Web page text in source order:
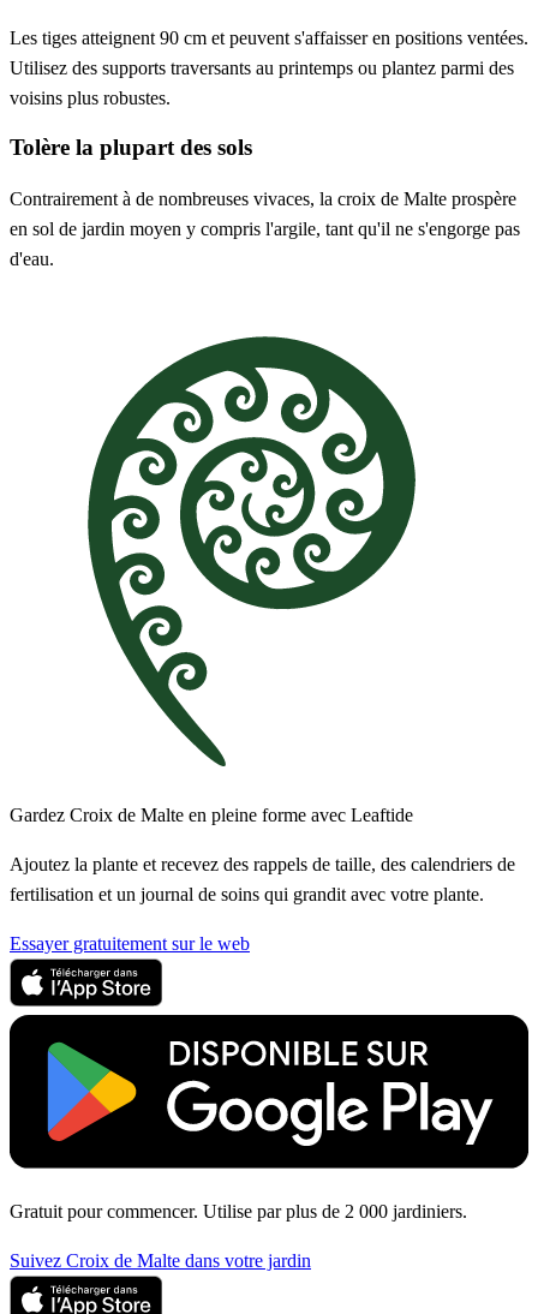
Les tiges atteignent 90 cm et peuvent s'affaisser en positions ventées.
Utilisez des supports traversants au printemps ou plantez parmi des
voisins plus robustes.
Tolère la plupart des sols
Contrairement à de nombreuses vivaces, la croix de Malte prospère
en sol de jardin moyen y compris l'argile, tant qu'il ne s'engorge pas
d'eau.
Gardez Croix de Malte en pleine forme avec Leaftide
Ajoutez la plante et recevez des rappels de taille, des calendriers de
fertilisation et un journal de soins qui grandit avec votre plante.
Essayer gratuitement sur le web
Gratuit pour commencer. Utilise par plus de 2 000 jardiniers.
Suivez Croix de Malte dans votre jardin